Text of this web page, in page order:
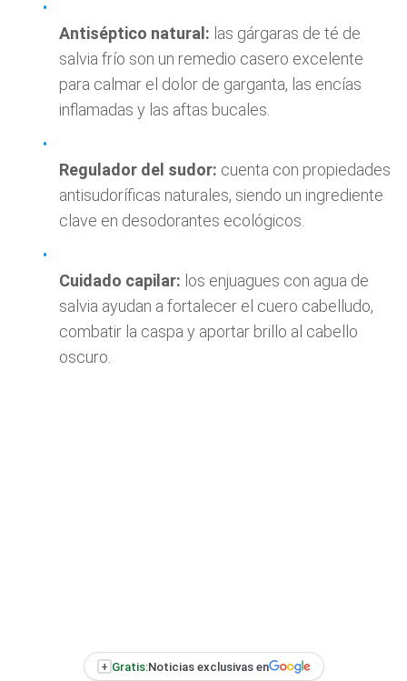
Antiséptico natural: las gárgaras de té de
salvia frío son un remedio casero excelente
para calmar el dolor de garganta, las encías
inflamadas y las aftas bucales.
Regulador del sudor: cuenta con propiedades
antisudoríficas naturales, siendo un ingrediente
clave en desodorantes ecológicos.
Cuidado capilar: los enjuagues con agua de
salvia ayudan a fortalecer el cuero cabelludo,
combatir la caspa y aportar brillo al cabello
oscuro.
+ Gratis:Noticias exclusivas en